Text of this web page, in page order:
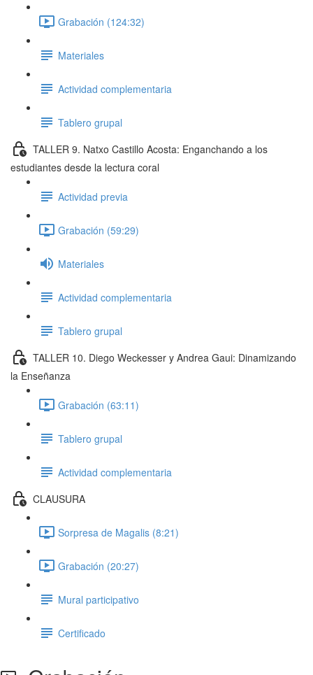
Grabación (124:32)
Materiales
Actividad complementaria
Tablero grupal
TALLER 9. Natxo Castillo Acosta: Enganchando a los
estudiantes desde la lectura coral
Actividad previa
Grabación (59:29)
Materiales
Actividad complementaria
Tablero grupal
TALLER 10. Diego Weckesser y Andrea Gaui: Dinamizando
la Enseñanza
Grabación (63:11)
Tablero grupal
Actividad complementaria
CLAUSURA
Sorpresa de Magalis (8:21)
Grabación (20:27)
Mural participativo
Certificado